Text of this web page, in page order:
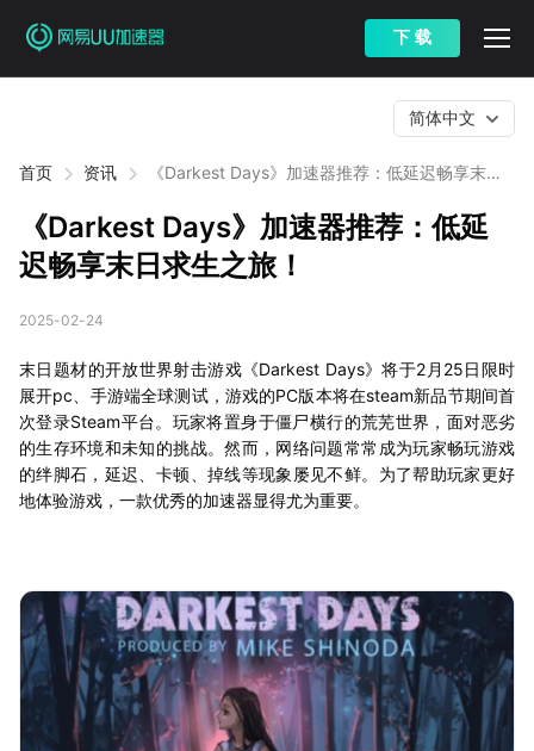
下 载
首页 资讯
《Darkest Days》加速器推荐：低延迟畅享末日
简体中文
《Darkest Days》加速器推荐：低延
迟畅享末日求生之旅！
2025-02-24
末日题材的开放世界射击游戏《Darkest Days》将于2月25日限时
展开pc、手游端全球测试，游戏的PC版本将在steam新品节期间首
次登录Steam平台。玩家将置身于僵尸横行的荒芜世界，面对恶劣
的生存环境和未知的挑战。然而，网络问题常常成为玩家畅玩游戏
的绊脚石，延迟、卡顿、掉线等现象屡见不鲜。为了帮助玩家更好
地体验游戏，一款优秀的加速器显得尤为重要。